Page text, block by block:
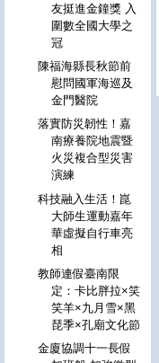
友挺進金鐘獎 入
圍數全國大學之
冠
陳福海縣長秋節前
慰問國軍海巡及
金門醫院
落實防災韌性！嘉
南療養院地震暨
火災複合型災害
演練
科技融入生活！崑
大師生運動嘉年
華虛擬自行車亮
相
教師連假臺南限
定：卡比胖拉×笑
笑羊×九月雪×黑
琵季×孔廟文化節
金廈協調十一長假